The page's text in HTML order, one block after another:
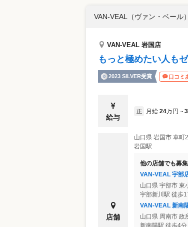
ック産業の健全化に多大な貢
表彰いただきました。 お客様に心から喜んでもらえる。 そして、そこで働くスタッ
VAN-VEAL（ヴァン・ベール）
VAN-VEAL 岩国店
もっと極めたい人も
2023 SILVER受賞 口コミ
給与
正 月給 24万円 ~
店舗
山口県 岩国市 車町
岩国駅
他の店舗でも募
VAN-VEAL 宇部
山口県 宇部市 東
宇部新川駅 徒歩
VAN-VEAL 新南
山口県 周南市 政
新南陽駅 徒歩4分